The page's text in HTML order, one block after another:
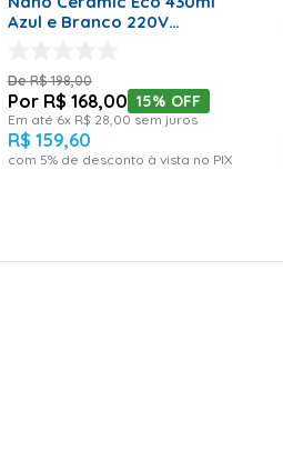
Azul e Branco 220V
R$ 198,00
R$ 168,00 15% OFF
Em até 6x R$ 28 00sem juros
R$ 159,60
com 5% de desconto à vista no PIX